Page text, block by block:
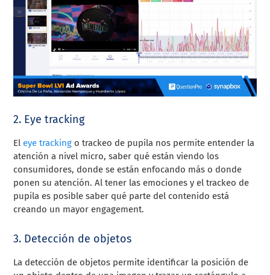
2. Eye tracking
El eye tracking o trackeo de pupila nos permite entender la
atención a nivel micro, saber qué están viendo los
consumidores, donde se están enfocando más o donde
ponen su atención. Al tener las emociones y el trackeo de
pupila es posible saber qué parte del contenido está
creando un mayor engagement.
3. Detección de objetos
La detección de objetos permite identificar la posición de